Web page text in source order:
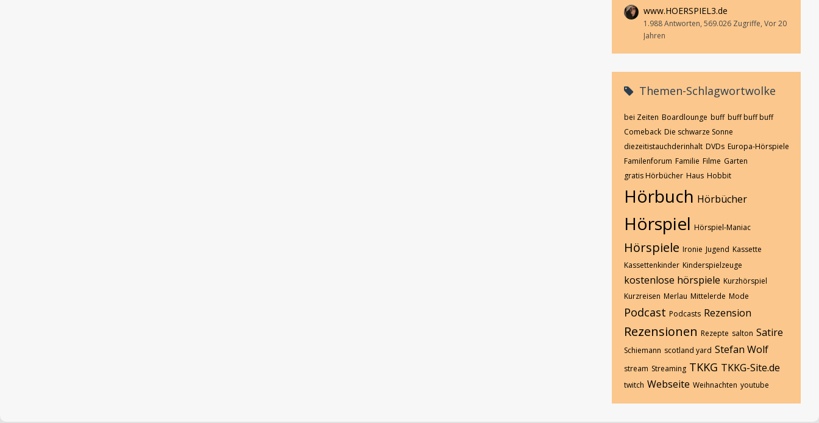
www.HOERSPIEL3.de
1.988 Antworten, 569.026 Zugriffe, Vor 20
Jahren
Themen-Schlagwortwolke
bei Zeiten Boardlounge buff buff buff buff
Comeback Die schwarze Sonne
diezeitistauchderinhalt DVDs Europa-Hörspiele
Familenforum Familie Filme Garten
gratis Hörbücher Haus Hobbit
Hörbuch Hörbücher
Hörspiel Hörspiel-Maniac
Hörspiele Ironie Jugend Kassette
Kassettenkinder Kinderspielzeuge
kostenlose hörspiele Kurzhörspiel
Kurzreisen Merlau Mittelerde Mode
Podcast Podcasts Rezension
Rezensionen Rezepte salton Satire
Schiemann scotland yard Stefan Wolf
stream Streaming TKKG TKKG-Site.de
twitch Webseite Weihnachten youtube